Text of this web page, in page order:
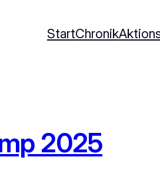
StartChronik
2025